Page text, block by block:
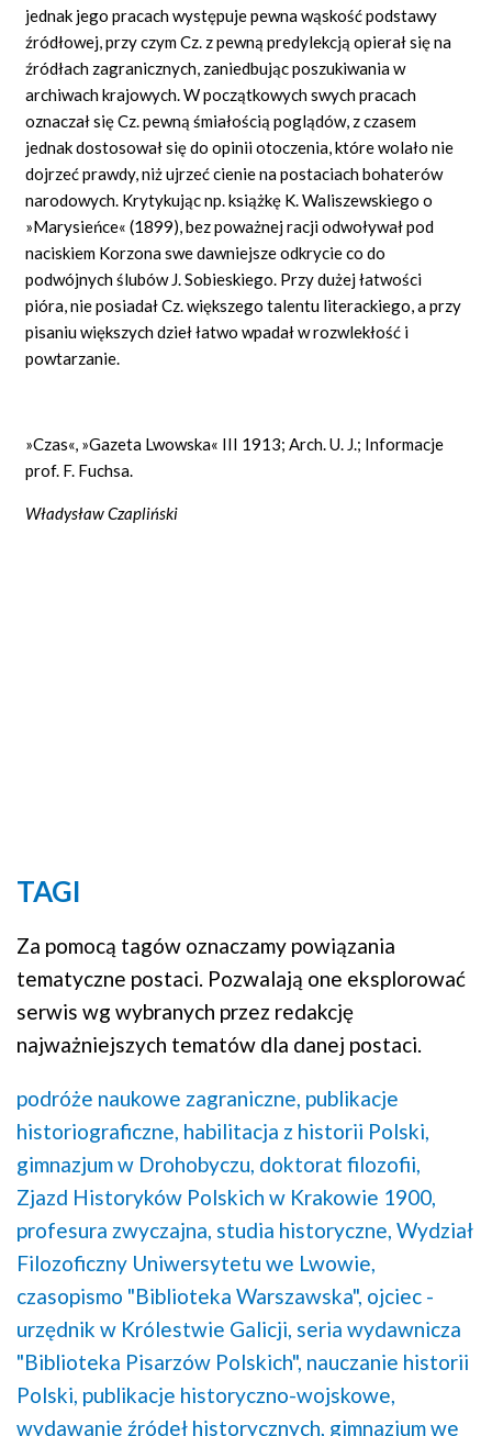
jednak jego pracach występuje pewna wąskość podstawy
źródłowej, przy czym Cz. z pewną predylekcją opierał się na
źródłach zagranicznych, zaniedbując poszukiwania w
archiwach krajowych. W początkowych swych pracach
oznaczał się Cz. pewną śmiałością poglądów, z czasem
jednak dostosował się do opinii otoczenia, które wolało nie
dojrzeć prawdy, niż ujrzeć cienie na postaciach bohaterów
narodowych. Krytykując np. książkę K. Waliszewskiego o
»Marysieńce« (1899), bez poważnej racji odwoływał pod
naciskiem Korzona swe dawniejsze odkrycie co do
podwójnych ślubów J. Sobieskiego. Przy dużej łatwości
pióra, nie posiadał Cz. większego talentu literackiego, a przy
pisaniu większych dzieł łatwo wpadał w rozwlekłość i
powtarzanie.
»Czas«, »Gazeta Lwowska« III 1913; Arch. U. J.; Informacje
prof. F. Fuchsa.
Władysław Czapliński
TAGI
Za pomocą tagów oznaczamy powiązania
tematyczne postaci. Pozwalają one eksplorować
serwis wg wybranych przez redakcję
najważniejszych tematów dla danej postaci.
podróże naukowe zagraniczne, publikacje
historiograficzne, habilitacja z historii Polski,
gimnazjum w Drohobyczu, doktorat filozofii,
Zjazd Historyków Polskich w Krakowie 1900,
profesura zwyczajna, studia historyczne, Wydział
Filozoficzny Uniwersytetu we Lwowie,
czasopismo "Biblioteka Warszawska", ojciec -
urzędnik w Królestwie Galicji, seria wydawnicza
"Biblioteka Pisarzów Polskich", nauczanie historii
Polski, publikacje historyczno-wojskowe,
wydawanie źródeł historycznych, gimnazjum we